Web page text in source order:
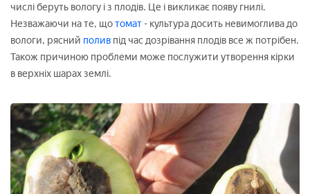
числі беруть вологу і з плодів. Це і викликає появу гнилі.
Незважаючи на те, щотомат - культура досить невимоглива до
вологи, рясний полив під час дозрівання плодів все ж потрібен.
Також причиною проблеми може послужити утворення кірки
в верхніх шарах землі.